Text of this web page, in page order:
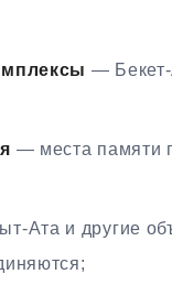
—
— места памяти
Ата и другие